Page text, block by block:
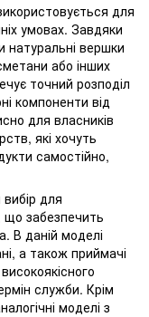
для
умовах. Завдяки
вершки
або інших
точний розподіл
компоненти від
для власників
які хочуть
самостійно,
для
що забезпечить
В даній моделі
а також приймачі
служби. Крім
моделі з